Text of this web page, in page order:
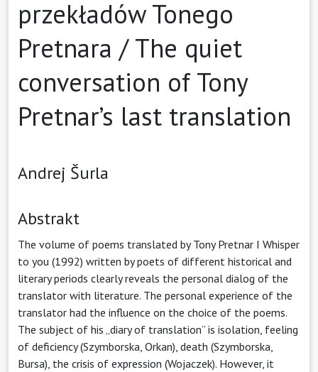
przekładów Tonego
Pretnara / The quiet
conversation of Tony
Pretnar’s last translation
Andrej Šurla
Abstrakt
The volume of poems translated by Tony Pretnar I Whisper
to you (1992) written by poets of different historical and
literary periods clearly reveals the personal dialog of the
translator with literature. The personal experience of the
translator had the influence on the choice of the poems.
The subject of his „diary of translation” is isolation, feeling
of deficiency (Szymborska, Orkan), death (Szymborska,
Bursa), the crisis of expression (Wojaczek). However, it